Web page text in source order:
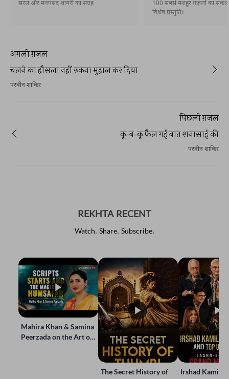
सरल और मनपसंद शायरी का संग्रह
100 सबसे मशहूर ग़ज़लों का
विशेष प्रस्तुति।
अगली ग़ज़ल
चलने का हौसला नहीं रुकना मुहाल कर दिया
परवीन शाकिर
पिछली ग़ज़ल
कू-ब-कू फैल गई बात शनासाई की
परवीन शाकिर
REKHTA RECENT
Watch. Share. Subscribe.
Mahira Khan & Samina
Peerzada on the Art of
The Secret History of
Irshad Kamil,